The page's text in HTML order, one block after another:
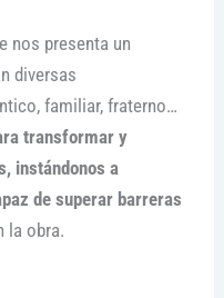
nos presenta un
diversas
familiar, fraterno…
transformar y
instándonos a
de superar barreras
la obra.